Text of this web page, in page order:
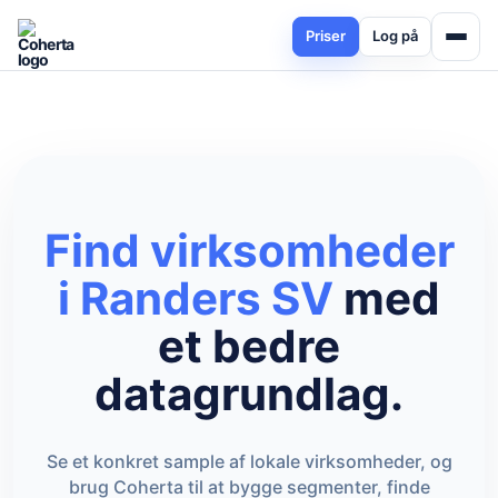
Priser Log på
Find virksomheder
i Randers SV med
et bedre
datagrundlag.
Se et konkret sample af lokale virksomheder, og
brug Coherta til at bygge segmenter, finde